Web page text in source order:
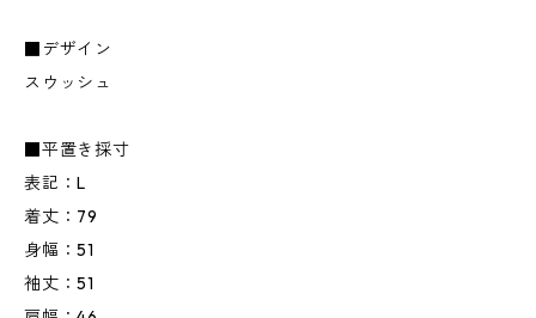
■デザイン
スウッシュ
■平置き採寸
表記：L
着丈：79
身幅：51
袖丈：51